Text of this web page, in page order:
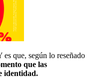
que, según lo reseñado
que las
identidad.